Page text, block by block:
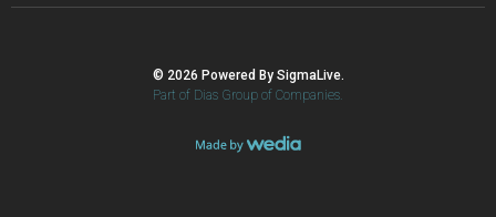
© 2026 Powered By SigmaLive.
Part of Dias Group of Companies.